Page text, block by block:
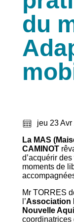
du
jeu 23 Avr
La MAS
CAMINOT
d’acquérir
moments de
Mr TORRES
l’Association
Nouvelle
coordinatrices